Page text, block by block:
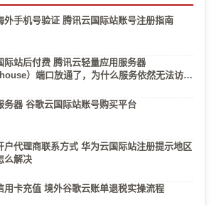
外手机号验证 腾讯云国际站账号注册指南
际站后付费 腾讯云轻量应用服务器
）端口放通了，为什么服务依然无法访
务器 谷歌云国际站账号购买平台
户代理商联系方式 华为云国际站注册提示地区
么解决
用卡充值 境外谷歌云账单退税实操流程